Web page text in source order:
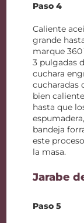
Paso 4
Caliente
grande
marque
3 pulgadas
cuchara
cucharadas
bien
hasta que
bandeja
este
la masa.
Jarabe
Paso 5